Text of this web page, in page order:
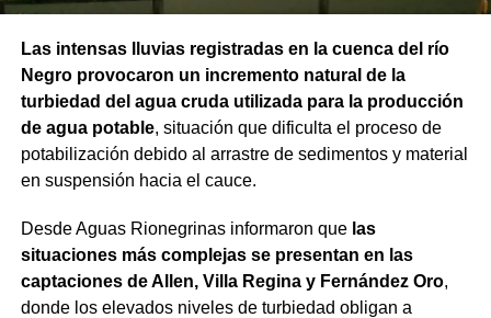
Las intensas lluvias registradas en la cuenca del río
Negro provocaron un incremento natural de la
turbiedad del agua cruda utilizada para la producción
de agua potable, situación que dificulta el proceso de
potabilización debido al arrastre de sedimentos y material
en suspensión hacia el cauce.
Desde Aguas Rionegrinas informaron que las
situaciones más complejas se presentan en las
captaciones de Allen, Villa Regina y Fernández Oro,
donde los elevados niveles de turbiedad obligan a